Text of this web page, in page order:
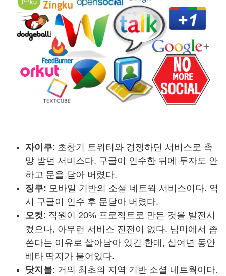
자이쿠: 초창기 트위터와 경쟁하던 서비스로 촉
망 받던 서비스다. 구글이 인수한 뒤에 투자도 안
하고 문을 닫아 버렸다.
징쿠: 모바일 기반의 소셜 네트웍 서비스이다. 역
시 구글이 인수 후 문닫아 버렸다.
오컷: 직원이 20% 프로젝트로 만든 것을 발전시
켰으나, 아무런 서비스 진전이 없다. 남미에서 좀
쓴다는 이유로 살아남아 있긴 한데, 십여년 동안
베타 딱지가 붙어있다.
닷지볼: 거의 최초의 지역 기반 소셜 네트웍이다.